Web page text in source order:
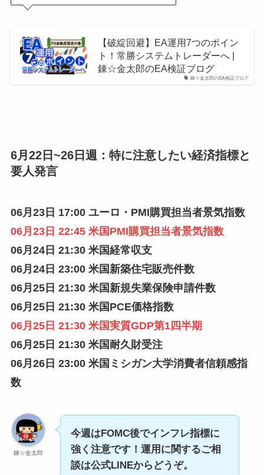
錬☆金太郎のEA検証ブログ
【破綻回避】EA運用7つのポイン
ト！常勝システムトレーダーへ |
錬☆金太郎のEA検証ブログ
6月22日~26日週：特に注意したい経済指標と
要人発言
06月23日 17:00 ユーロ・PMI購買担当者景気指数
06月23日 22:45 米国PMI購買担当者景気指数
06月24日 21:30 米国経常収支
06月24日 23:00 米国新築住宅販売件数
06月25日 21:30 米国新規失業保険申請件数
06月25日 21:30 米国PCE価格指数
06月25日 21:30 米国実質GDP第1四半期
06月25日 21:30 米国耐久財受注
06月26日 23:00 米国ミシガン大学消費者信頼感指
数
錬☆金太郎
今週はFOMC後でインフレ指標に
強く注意です！運用に関するご相
談は公式LINEからどうぞ。